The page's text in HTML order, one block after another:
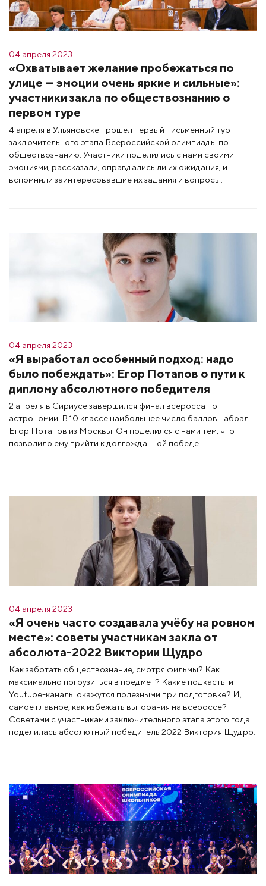
04 апреля 2023
«Охватывает желание пробежаться по
улице — эмоции очень яркие и сильные»:
участники закла по обществознанию о
первом туре
4 апреля в Ульяновске прошел первый письменный тур
заключительного этапа Всероссийской олимпиады по
обществознанию. Участники поделились с нами своими
эмоциями, рассказали, оправдались ли их ожидания, и
вспомнили заинтересовавшие их задания и вопросы.
04 апреля 2023
«Я выработал особенный подход: надо
было побеждать»: Егор Потапов о пути к
диплому абсолютного победителя
2 апреля в Сириусе завершился финал всеросса по
астрономии. В 10 классе наибольшее число баллов набрал
Егор Потапов из Москвы. Он поделился с нами тем, что
позволило ему прийти к долгожданной победе.
04 апреля 2023
«Я очень часто создавала учёбу на ровном
месте»: советы участникам закла от
абсолюта-2022 Виктории Щудро
Как заботать обществознание, смотря фильмы? Как
максимально погрузиться в предмет? Какие подкасты и
Youtube-каналы окажутся полезными при подготовке? И,
самое главное, как избежать выгорания на всероссе?
Советами с участниками заключительного этапа этого года
поделилась абсолютный победитель 2022 Виктория Щудро.